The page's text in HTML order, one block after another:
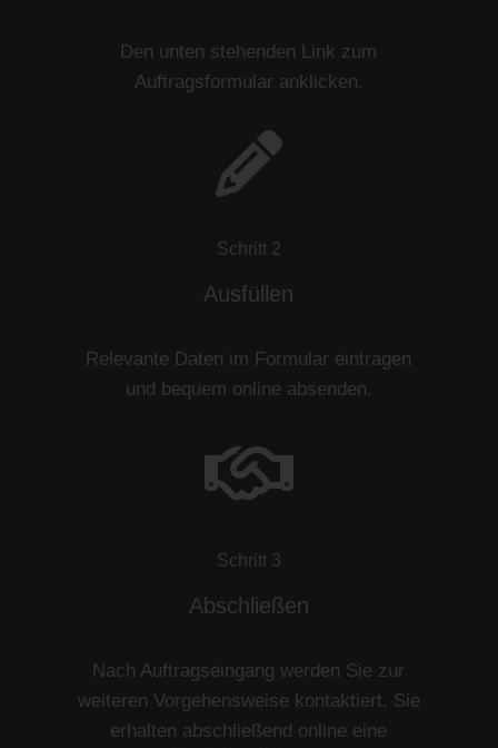
Den unten stehenden Link zum
Auftragsformular anklicken.
Schritt 2
Ausfüllen
Relevante Daten im Formular eintragen
und bequem online absenden.
Schritt 3
Abschließen
Nach Auftragseingang werden Sie zur
weiteren Vorgehensweise kontaktiert. Sie
erhalten abschließend online eine